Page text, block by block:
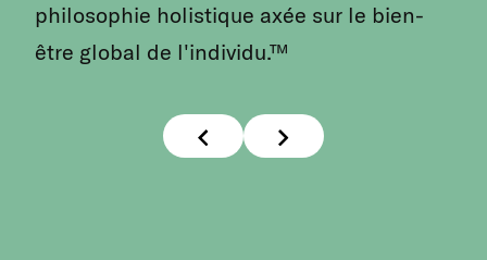
philosophie holistique axée sur le bien-
être global de l'individu.™